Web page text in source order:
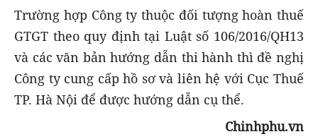
Trường hợp Công ty thuộc đối tượng hoàn thuế
GTGT theo quy định tại Luật số 106/2016/QH13
và các văn bản hướng dẫn thi hành thì đề nghị
Công ty cung cấp hồ sơ và liên hệ với Cục Thuế
TP. Hà Nội để được hướng dẫn cụ thể.
Chinhphu.vn